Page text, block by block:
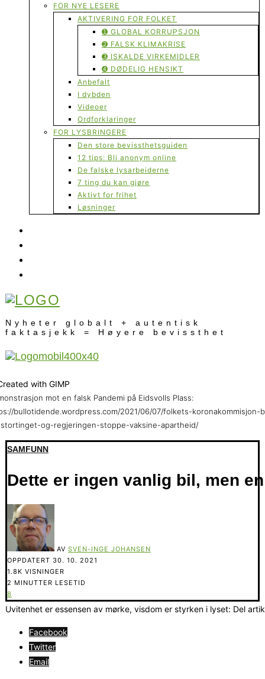
FOR NYE LESERE
AKTIVERING FOR FOLKET
➊ GLOBAL KORRUPSJON
➋ FALSK KLIMAKRISE
➌ ISKALDE VIRKEMIDLER
➍ DØDELIG HENSIKT
Anbefalt
I dybden
Videoer
Ordforklaringer
FOR LYSBRINGERE
Den store bevissthetsguiden
12 tips: Bli anonym online
De falske lysarbeiderne
7 ting du kan gjøre
Aktivt for frihet
Løsninger
Nyheter globalt + autentisk
faktasjekk = Høyere bevissthet
mot en falsk Pandemi på Eidsvolls Plass:
bullotidende.wordpress.com/2021/06/07/folkets-koronakommisjon-
og-regjeringen-stoppe-vaksine-apartheid/
SAMFUNN
Dette er ingen vanlig bil, men
AV SVEN-INGE JOHANSEN
OPPDATERT 30. 10. 2021
1.8K VISNINGER
2 MINUTTER LESETID
8
Uvitenhet er essensen av mørke, visdom er styrken i lyset: Del
Facebook
Twitter
Email